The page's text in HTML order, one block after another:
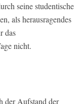
seine studentische
als herausragendes
das
nicht.
der Aufstand der